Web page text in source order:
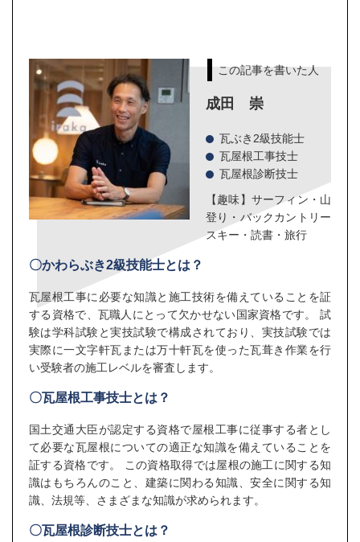
この記事を書いた人
成田 崇
瓦ぶき2級技能士
瓦屋根工事技士
瓦屋根診断技士
【趣味】サーフィン・山
登り・バックカントリー
スキー・読書・旅行
〇かわらぶき2級技能士とは？
瓦屋根工事に必要な知識と施工技術を備えていることを証
する資格で、瓦職人にとって欠かせない国家資格です。 試
験は学科試験と実技試験で構成されており、実技試験では
実際に一文字軒瓦または万十軒瓦を使った瓦葺き作業を行
い受験者の施工レベルを審査します。
〇瓦屋根工事技士とは？
国土交通大臣が認定する資格で屋根工事に従事する者とし
て必要な瓦屋根についての適正な知識を備えていることを
証する資格です。 この資格取得では屋根の施工に関する知
識はもちろんのこと、建築に関わる知識、安全に関する知
識、法規等、さまざまな知識が求められます。
〇瓦屋根診断技士とは？